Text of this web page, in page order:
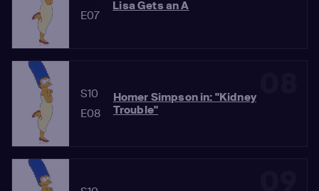
E07
Lisa Gets an A
S10
E08
Homer Simpson in: "Kidney
Trouble"